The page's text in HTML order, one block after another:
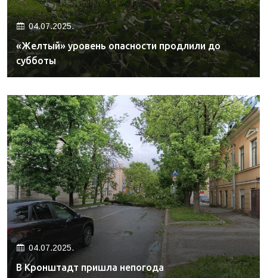
04.07.2025.
«Желтый» уровень опасности продлили до
субботы
04.07.2025.
В Кронштадт пришла непогода